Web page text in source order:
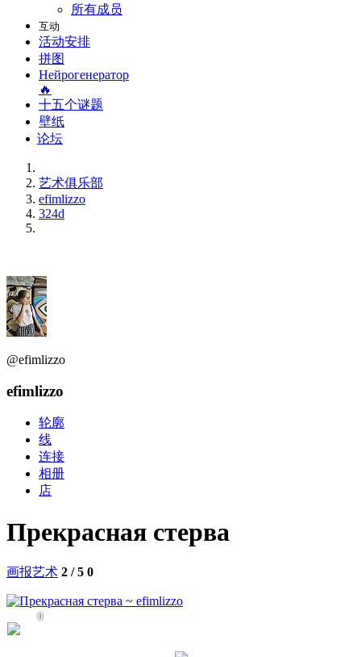
所有成员
互动
活动安排
拼图
Нейрогенератор
🔥
十五个谜题
壁纸
论坛
艺术俱乐部
efimlizzo
324d
@efimlizzo
efimlizzo
轮廓
线
连接
相册
店
Прекрасная стерва
画报艺术 2 / 5 0
0